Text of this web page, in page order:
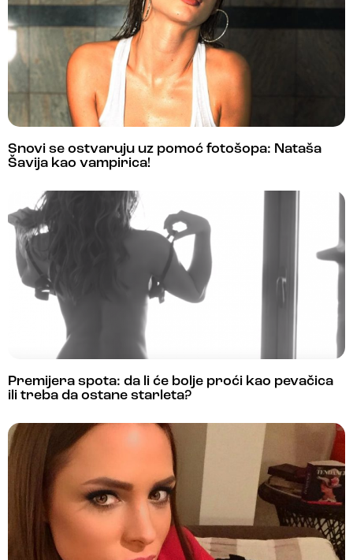
Snovi se ostvaruju uz pomoć fotošopa: Nataša
Šavija kao vampirica!
Premijera spota: da li će bolje proći kao pevačica
ili treba da ostane starleta?